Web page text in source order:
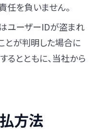
任を負いません。
ユーザーIDが盗まれ
とが判明した場合に
るとともに、当社から
方法